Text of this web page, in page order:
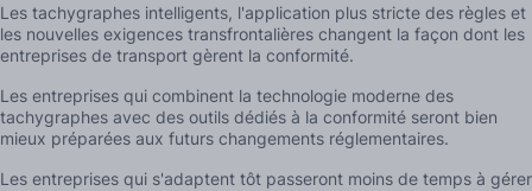
Les tachygraphes intelligents, l'application plus stricte des règles et
les nouvelles exigences transfrontalières changent la façon dont les
entreprises de transport gèrent la conformité.
Les entreprises qui combinent la technologie moderne des
tachygraphes avec des outils dédiés à la conformité seront bien
mieux préparées aux futurs changements réglementaires.
Les entreprises qui s'adaptent tôt passeront moins de temps à gérer